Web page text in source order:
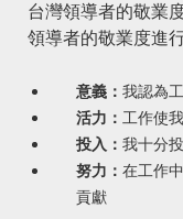
台灣領導者的敬業
領導者的敬業度進
意義： 我認為
活力： 工作使
投入： 我十分
努力： 在工作
貢獻